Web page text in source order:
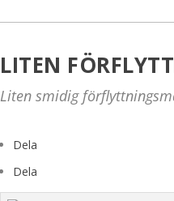
LITEN
Liten smidig
Dela
Dela